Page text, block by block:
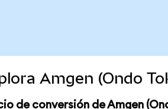
Amgen (Ondo
de conversión de Amgen